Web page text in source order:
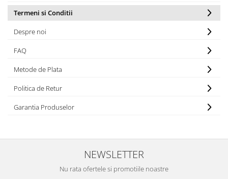
Termeni si Conditii
Despre noi
FAQ
Metode de Plata
Politica de Retur
Garantia Produselor
NEWSLETTER
Nu rata ofertele si promotiile noastre